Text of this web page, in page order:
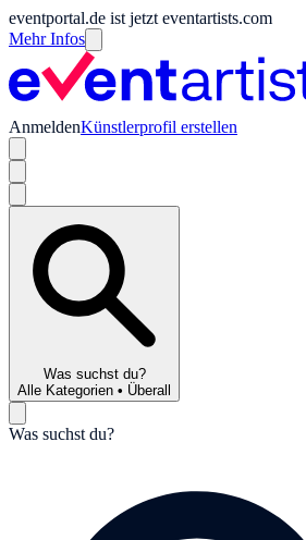
eventportal.de ist jetzt eventartists.com
Mehr Infos
AnmeldenKünstlerprofil erstellen
Was suchst du?
Alle Kategorien • Überall
Was suchst du?